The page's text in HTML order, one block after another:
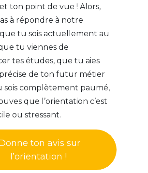
ton point de vue ! Alors,
à répondre à notre
tu sois actuellement au
tu viennes de
tes études, que tu aies
de ton futur métier
sois complètement paumé,
que l’orientation c’est
ou stressant.
ton avis sur
l’orientation !